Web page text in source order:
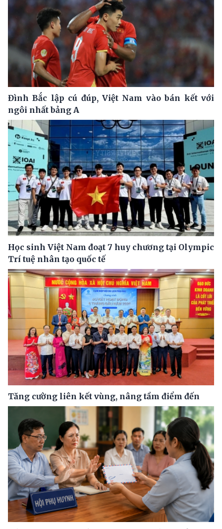
Đình Bắc lập cú đúp, Việt Nam vào bán kết với
ngôi nhất bảng A
Học sinh Việt Nam đoạt 7 huy chương tại Olympic
Trí tuệ nhân tạo quốc tế
Tăng cường liên kết vùng, nâng tầm điểm đến